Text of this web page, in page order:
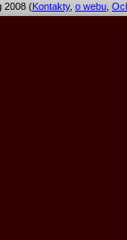
2008 (Kontakty, o webu